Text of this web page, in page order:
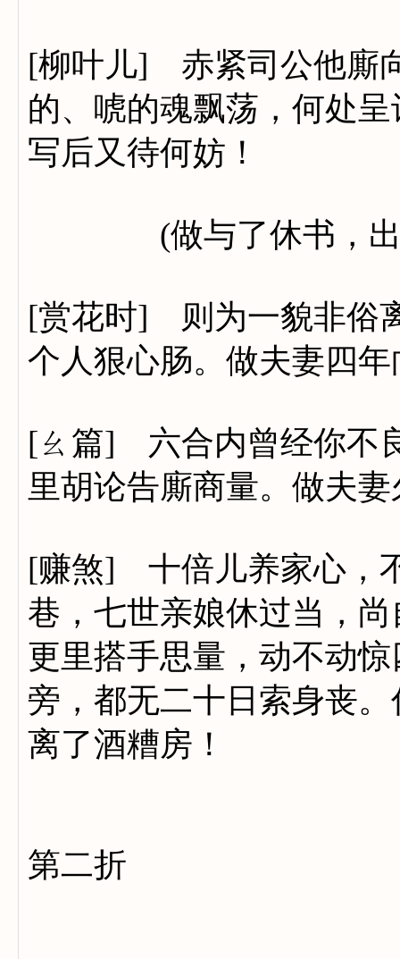
[柳叶儿] 赤紧司公他廝
的、唬的魂飘荡，何处
写后又待何妨！
(做与了休书，出
[赏花时] 则为一貌非俗
个人狠心肠。做夫妻四
[ㄠ篇] 六合内曾经你不
里胡论告廝商量。做夫
[赚煞] 十倍儿养家心，
巷，七世亲娘休过当，
更里搭手思量，动不动
旁，都无二十日索身丧
离了酒糟房！
第二折